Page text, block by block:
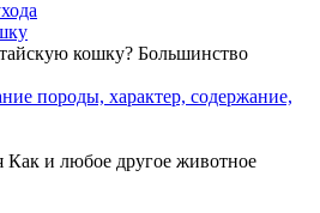
кошку? Большинство
Как и любое другое животное